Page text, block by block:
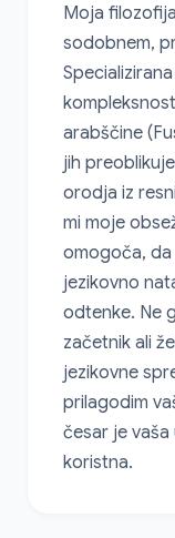
Moja
sodobnem,
arabščine
jih
orodja iz
mi moje
omogoča, da
jezikovno
odtenke. Ne
začetnik ali
jezikovne
prilagodim
česar je
koristna.